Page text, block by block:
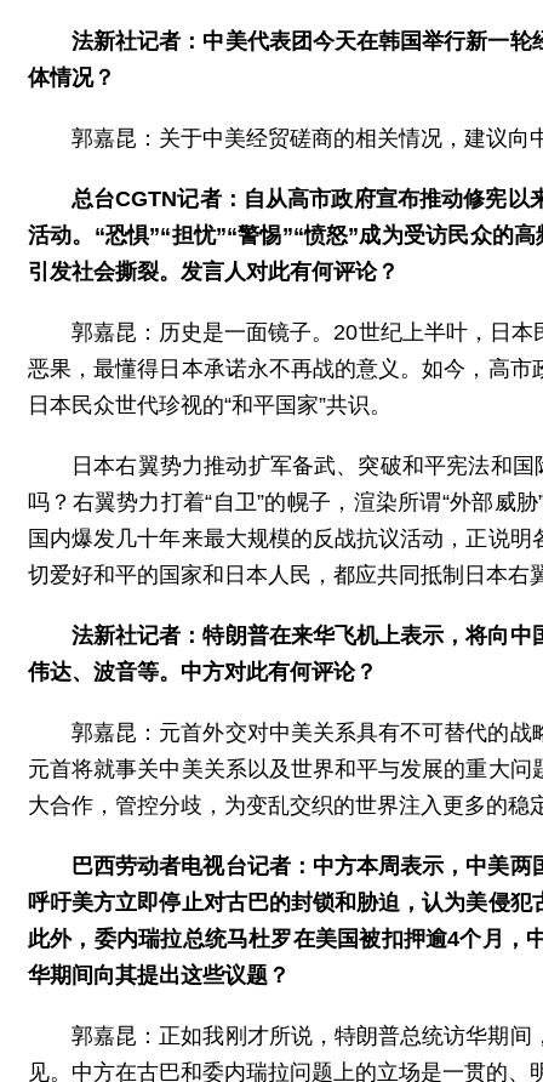
法新社记者：中美代表团今天在韩国举行新一
体情况？
郭嘉昆：关于中美经贸磋商的相关情况，建议向
总台CGTN记者：自从高市政府宣布推动修宪
活动。“恐惧”“担忧”“警惕”“愤怒”成为受访民众的
引发社会撕裂。发言人对此有何评论？
郭嘉昆：历史是一面镜子。20世纪上半叶，日
恶果，最懂得日本承诺永不再战的意义。如今，高
日本民众世代珍视的“和平国家”共识。
日本右翼势力推动扩军备武、突破和平宪法和
吗？右翼势力打着“自卫”的幌子，渲染所谓“外部威
国内爆发几十年来最大规模的反战抗议活动，正说
切爱好和平的国家和日本人民，都应共同抵制日本右
法新社记者：特朗普在来华飞机上表示，将向
伟达、波音等。中方对此有何评论？
郭嘉昆：元首外交对中美关系具有不可替代的
元首将就事关中美关系以及世界和平与发展的重大
大合作，管控分歧，为变乱交织的世界注入更多的稳
巴西劳动者电视台记者：中方本周表示，中美
呼吁美方立即停止对古巴的封锁和胁迫，认为美侵
此外，委内瑞拉总统马杜罗在美国被扣押逾4个月，
华期间向其提出这些议题？
郭嘉昆：正如我刚才所说，特朗普总统访华期
见。中方在古巴和委内瑞拉问题上的立场是一贯的、